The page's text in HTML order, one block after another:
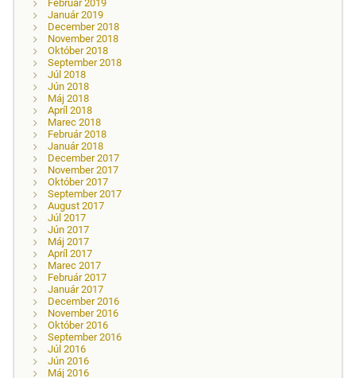
Február 2019
Január 2019
December 2018
November 2018
Október 2018
September 2018
Júl 2018
Jún 2018
Máj 2018
Apríl 2018
Marec 2018
Február 2018
Január 2018
December 2017
November 2017
Október 2017
September 2017
August 2017
Júl 2017
Jún 2017
Máj 2017
Apríl 2017
Marec 2017
Február 2017
Január 2017
December 2016
November 2016
Október 2016
September 2016
Júl 2016
Jún 2016
Máj 2016